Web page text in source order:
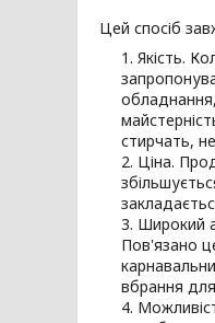
Цей спосіб
Якість.
стирчать,
Ціна.
Широкий
Пов'язано
вбрання